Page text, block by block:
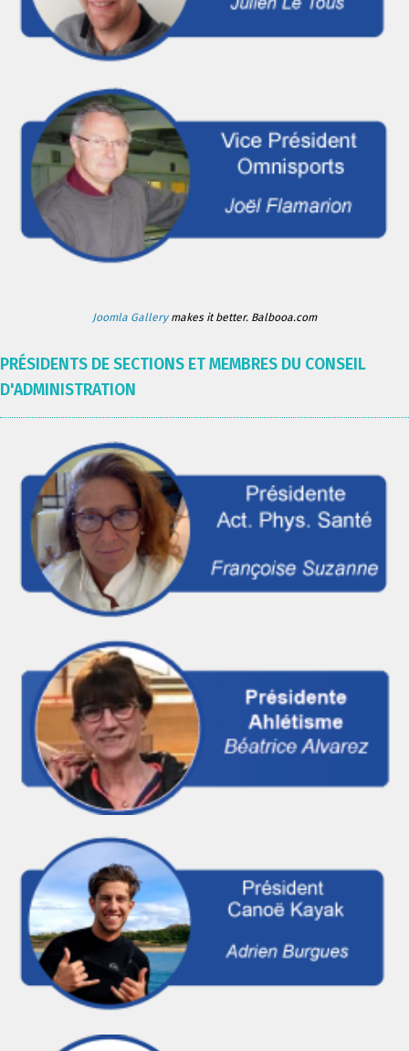
Joomla Gallerymakes it better. Balbooa.com
PRÉSIDENTS DE SECTIONS ET MEMBRES DU CONSEIL
D'ADMINISTRATION